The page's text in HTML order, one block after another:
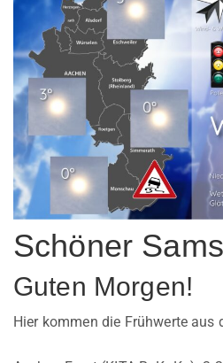
Schöner
Guten Morgen!
Hier kommen die Frühwerte aus